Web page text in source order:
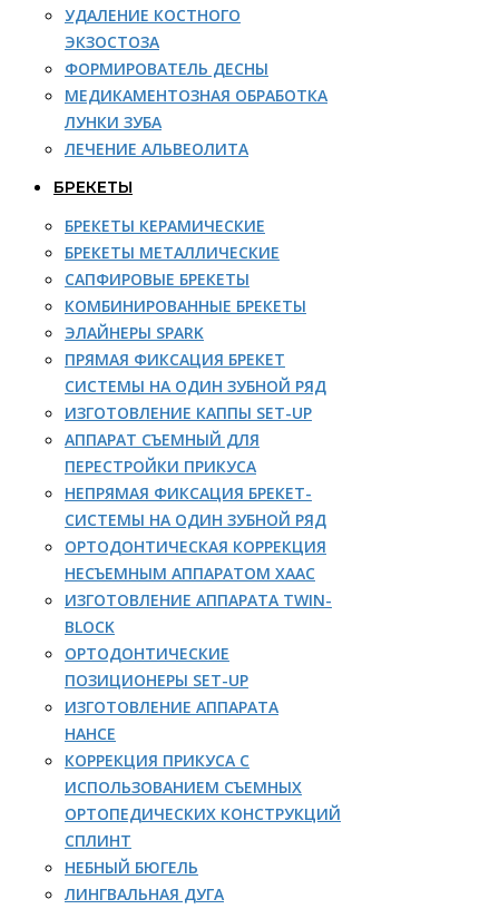
УДАЛЕНИЕ КОСТНОГО
ЭКЗОСТОЗА
ФОРМИРОВАТЕЛЬ ДЕСНЫ
МЕДИКАМЕНТОЗНАЯ ОБРАБОТКА
ЛУНКИ ЗУБА
ЛЕЧЕНИЕ АЛЬВЕОЛИТА
БРЕКЕТЫ
БРЕКЕТЫ КЕРАМИЧЕСКИЕ
БРЕКЕТЫ МЕТАЛЛИЧЕСКИЕ
САПФИРОВЫЕ БРЕКЕТЫ
КОМБИНИРОВАННЫЕ БРЕКЕТЫ
ЭЛАЙНЕРЫ SPARK
ПРЯМАЯ ФИКСАЦИЯ БРЕКЕТ
СИСТЕМЫ НА ОДИН ЗУБНОЙ РЯД
ИЗГОТОВЛЕНИЕ КАППЫ SET-UP
АППАРАТ СЪЕМНЫЙ ДЛЯ
ПЕРЕСТРОЙКИ ПРИКУСА
НЕПРЯМАЯ ФИКСАЦИЯ БРЕКЕТ-
СИСТЕМЫ НА ОДИН ЗУБНОЙ РЯД
ОРТОДОНТИЧЕСКАЯ КОРРЕКЦИЯ
НЕСЪЕМНЫМ АППАРАТОМ ХААС
ИЗГОТОВЛЕНИЕ АППАРАТА TWIN-
BLOCK
ОРТОДОНТИЧЕСКИЕ
ПОЗИЦИОНЕРЫ SET-UP
ИЗГОТОВЛЕНИЕ АППАРАТА
НАНСЕ
КОРРЕКЦИЯ ПРИКУСА С
ИСПОЛЬЗОВАНИЕМ СЪЕМНЫХ
ОРТОПЕДИЧЕСКИХ КОНСТРУКЦИЙ
СПЛИНТ
НЕБНЫЙ БЮГЕЛЬ
ЛИНГВАЛЬНАЯ ДУГА